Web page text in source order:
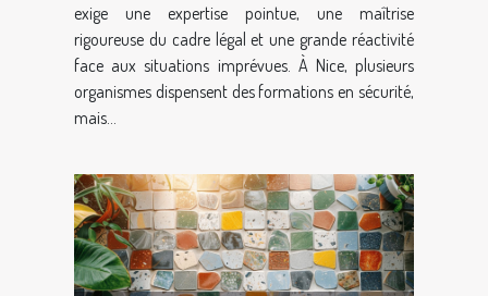
exige une expertise pointue, une maîtrise
rigoureuse du cadre légal et une grande réactivité
face aux situations imprévues. À Nice, plusieurs
organismes dispensent des formations en sécurité,
mais...